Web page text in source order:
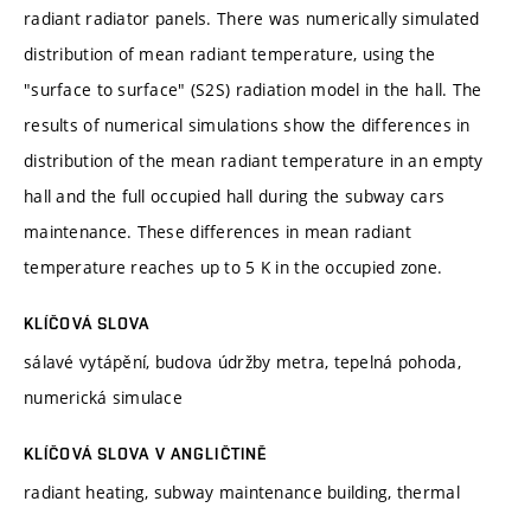
radiant radiator panels. There was numerically simulated
distribution of mean radiant temperature, using the
"surface to surface" (S2S) radiation model in the hall. The
results of numerical simulations show the differences in
distribution of the mean radiant temperature in an empty
hall and the full occupied hall during the subway cars
maintenance. These differences in mean radiant
temperature reaches up to 5 K in the occupied zone.
KLÍČOVÁ SLOVA
sálavé vytápění, budova údržby metra, tepelná pohoda,
numerická simulace
KLÍČOVÁ SLOVA V ANGLIČTINĚ
radiant heating, subway maintenance building, thermal